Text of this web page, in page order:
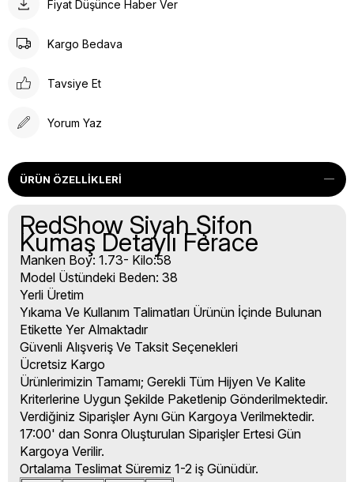
Fiyat Düşünce Haber Ver
Kargo Bedava
Tavsiye Et
Yorum Yaz
ÜRÜN ÖZELLIKLERI
RedShow Siyah Şifon
Kumaş Detaylı Ferace
Manken Boy: 1.73- Kilo:58
Model Üstündeki Beden: 38
Yerli Üretim
Yıkama Ve Kullanım Talimatları Ürünün İçinde Bulunan
Etikette Yer Almaktadır
Güvenli Alışveriş Ve Taksit Seçenekleri
Ücretsiz Kargo
Ürünlerimizin Tamamı; Gerekli Tüm Hijyen Ve Kalite
Kriterlerine Uygun Şekilde Paketlenip Gönderilmektedir.
Verdiğiniz Siparişler Aynı Gün Kargoya Verilmektedir.
17:00' dan Sonra Oluşturulan Siparişler Ertesi Gün
Kargoya Verilir.
Ortalama Teslimat Süremiz 1-2 iş Günüdür.